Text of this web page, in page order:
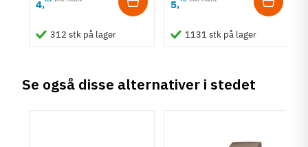
Stil
4,
312 stk på lager
5,
1131 stk på lager
Se også disse alternativer i stedet